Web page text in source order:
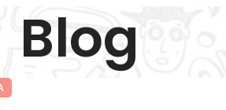
Blog